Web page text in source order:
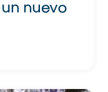
un nuevo